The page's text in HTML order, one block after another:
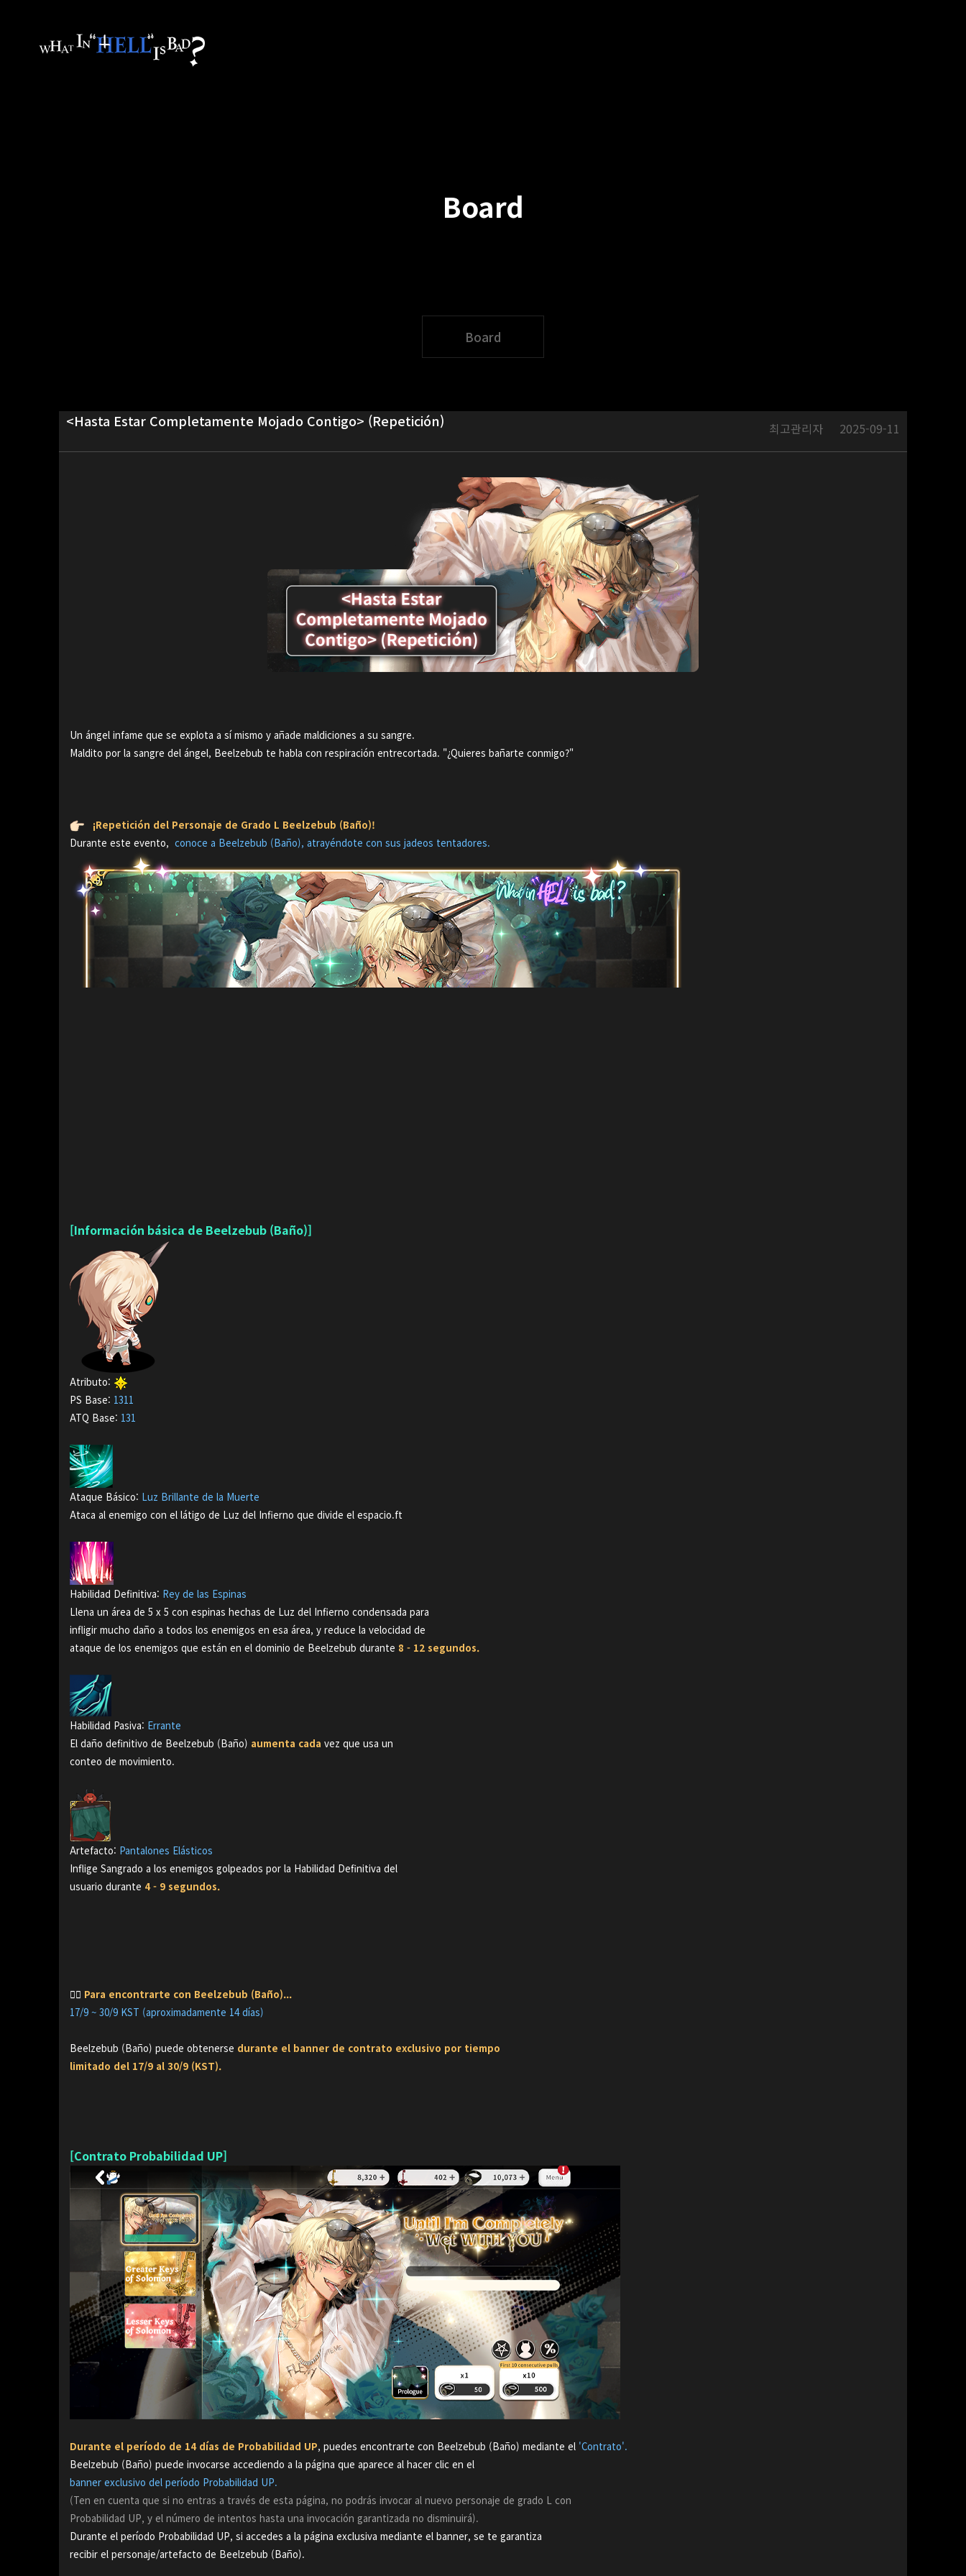
Board
Board
<Hasta Estar Completamente Mojado Contigo> (Repetición) 최고관리자 2025-09-11
Un ángel infame que se explota a sí mismo y añade maldiciones a su sangre.
Maldito por la sangre del ángel, Beelzebub te habla con respiración entrecortada. "¿Quieres bañarte conmigo?"
¡Repetición del Personaje de Grado L Beelzebub (Baño)!
Durante este evento, conoce a Beelzebub (Baño), atrayéndote con sus jadeos tentadores.
[Información básica de Beelzebub (Baño)]
Atributo:
PS Base: 1311
ATQ Base: 131
Ataque Básico: Luz Brillante de la Muerte
Ataca al enemigo con el látigo de Luz del Infierno que divide el espacio.ft
Habilidad Definitiva: Rey de las Espinas
Llena un área de 5 x 5 con espinas hechas de Luz del Infierno condensada para
infligir mucho daño a todos los enemigos en esa área, y reduce la velocidad de
ataque de los enemigos que están en el dominio de Beelzebub durante 8 - 12segundos.
Habilidad Pasiva: Errante
El daño definitivo de Beelzebub (Baño) aumenta cada vez que usa un
conteo de movimiento.
Artefacto: Pantalones Elásticos
Inflige Sangrado a los enemigos golpeados por la Habilidad Definitiva del
usuario durante 4 - 9 segundos.
👉🏻 Para encontrarte con Beelzebub (Baño)...
17/9 ~ 30/9 KST (aproximadamente 14 días)
Beelzebub (Baño) puede obtenerse durante el banner de contrato exclusivo por tiempo
limitado del 17/9 al 30/9 (KST).
[Contrato Probabilidad UP]
Durante el período de 14 días de Probabilidad UP, puedes encontrarte con Beelzebub (Baño) mediante el 'Contrato'.
Beelzebub (Baño) puede invocarse accediendo a la página que aparece al hacer clic en el
banner exclusivo del período Probabilidad UP.
(Ten en cuenta que si no entras a través de esta página, no podrás invocar al nuevo personaje de grado L con
Probabilidad UP, y el número de intentos hasta una invocación garantizada no disminuirá).
Durante el período Probabilidad UP, si accedes a la página exclusiva mediante el banner, se te garantiza
recibir el personaje/artefacto de Beelzebub (Baño).